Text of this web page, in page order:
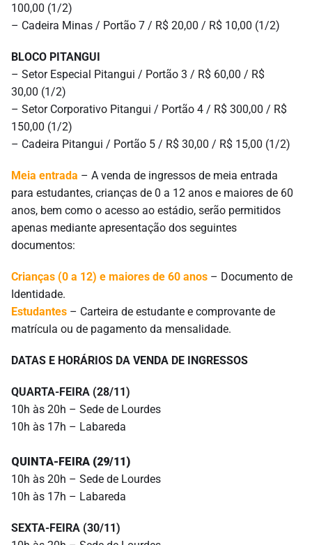
100,00 (1/2)
– Cadeira Minas / Portão 7 / R$ 20,00 / R$ 10,00 (1/2)
BLOCO PITANGUI
– Setor Especial Pitangui / Portão 3 / R$ 60,00 / R$
30,00 (1/2)
– Setor Corporativo Pitangui / Portão 4 / R$ 300,00 / R$
150,00 (1/2)
– Cadeira Pitangui / Portão 5 / R$ 30,00 / R$ 15,00 (1/2)
Meia entrada – A venda de ingressos de meia entrada
para estudantes, crianças de 0 a 12 anos e maiores de 60
anos, bem como o acesso ao estádio, serão permitidos
apenas mediante apresentação dos seguintes
documentos:
Crianças (0 a 12) e maiores de 60 anos – Documento de
Identidade.
Estudantes – Carteira de estudante e comprovante de
matrícula ou de pagamento da mensalidade.
DATAS E HORÁRIOS DA VENDA DE INGRESSOS
QUARTA-FEIRA (28/11)
10h às 20h – Sede de Lourdes
10h às 17h – Labareda
QUINTA-FEIRA (29/11)
10h às 20h – Sede de Lourdes
10h às 17h – Labareda
SEXTA-FEIRA (30/11)